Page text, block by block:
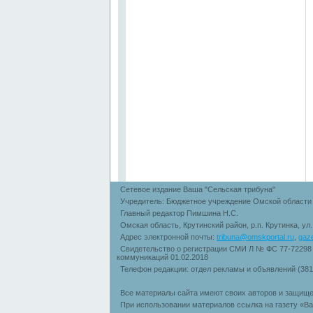
Сетевое издание Ваша "Сельская трибуна"
Учредитель: Бюджетное учреждение Омской
Главный редактор Пимшина Н.С.
Омская область, Крутинский район, р.п. Крутинка,
Адрес электронной почты: tribuna@omskportal.ru
Свидетельство о регистрации СМИ Л № ФС 77-
коммуникаций 01.02.2018
Телефон редакции: отдел рекламы и объявлений
Все материалы сайта имеют своих авторов и
При использовании материалов ссылка на газету